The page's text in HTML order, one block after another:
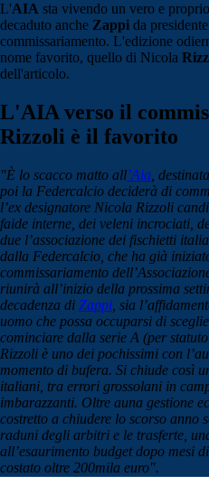
L'AIA sta vivendo un vero e
decaduto anche Zappi da
commissariamento. L'edizione
nome favorito, quello di Nicola
dell'articolo.
L'AIA verso il
Rizzoli è il favorito
"È lo scacco matto all’Aia ,
poi la Federcalcio deciderà di
l’ex designatore Nicola Rizzoli
faide interne, dei veleni incrociati,
due l’associazione dei fischietti
dalla Federcalcio, che ha già
commissariamento
riunirà all’inizio della prossima
decadenza di Zappi , sia
uomo che possa occuparsi di
cominciare dalla serie A (per
Rizzoli è uno dei pochissimi con
momento di bufera. Si chiude così
italiani, tra errori grossolani in
imbarazzanti. Oltre auna gestione
costretto a chiudere lo scorso anno
raduni degli arbitri e le trasferte,
all’esaurimento budget dopo mesi
costato oltre 200mila euro".